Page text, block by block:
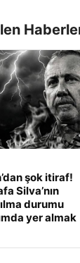
şok itiraf!
Silva’nın
durumu
yer almak